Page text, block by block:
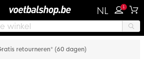
NL 1
Achteraf betalen met Klarna